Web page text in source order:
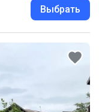
Выбрать